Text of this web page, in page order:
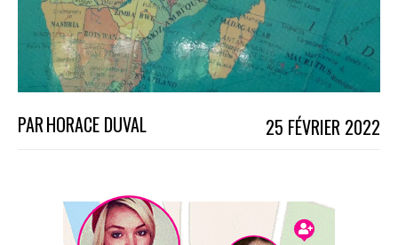
PARHORACE DUVAL 25 FÉVRIER 2022